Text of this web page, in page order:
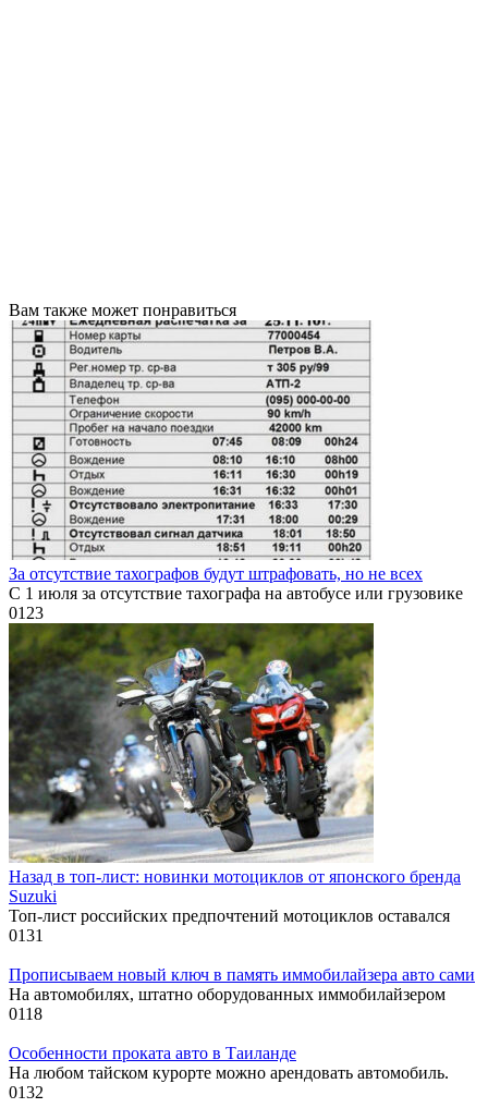
Вам также может понравиться
За отсутствие тахографов будут штрафовать, но не всех
С 1 июля за отсутствие тахографа на автобусе или грузовике
0123
Назад в топ-лист: новинки мотоциклов от японского бренда
Suzuki
Топ-лист российских предпочтений мотоциклов оставался
0131
Прописываем новый ключ в память иммобилайзера авто сами
На автомобилях, штатно оборудованных иммобилайзером
0118
Особенности проката авто в Таиланде
На любом тайском курорте можно арендовать автомобиль.
0132